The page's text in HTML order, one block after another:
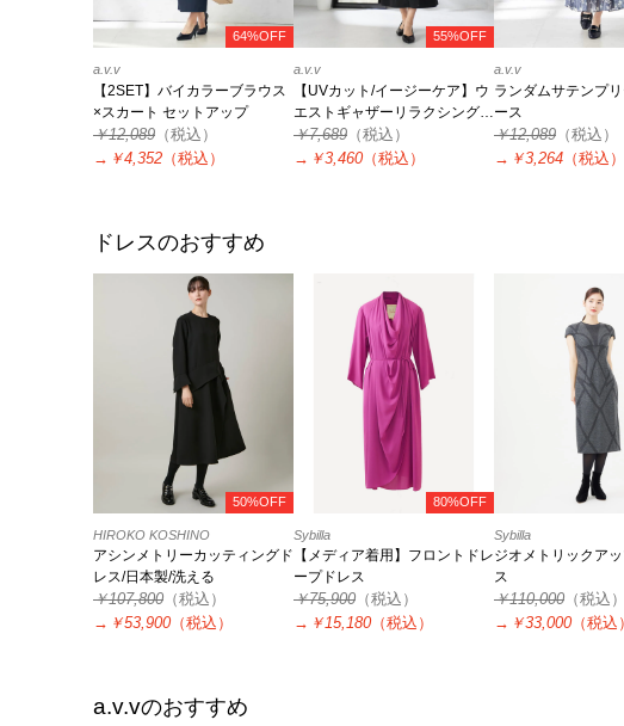
64%OFF
a.v.v
【2SET】バイカラーブラウス
×スカート セットアップ
￥12,089 （税込）
→ ￥4,352 （税込）
55%OFF
a.v.v
【UVカット/イージーケア】ウ
エストギャザーリラクシングワ
ンピース
￥7,689 （税込）
→ ￥3,460 （税込）
a.v.v
ランダムサテンプ
ース
￥12,089 （税込）
→ ￥3,264 （税込）
ドレスのおすすめ
50%OFF
HIROKO KOSHINO
アシンメトリーカッティングド
レス/日本製/洗える
￥107,800 （税込）
→ ￥53,900 （税込）
80%OFF
Sybilla
【メディア着用】フロントドレ
ープドレス
￥75,900 （税込）
→ ￥15,180 （税込）
Sybilla
ジオメトリックア
ス
￥110,000 （税込）
→ ￥33,000 （税込）
a.v.vのおすすめ